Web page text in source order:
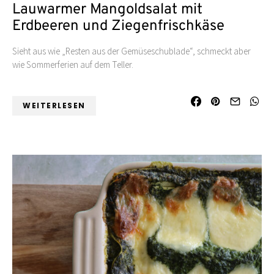
Lauwarmer Mangoldsalat mit
Erdbeeren und Ziegenfrischkäse
Sieht aus wie „Resten aus der Gemüseschublade“, schmeckt aber
wie Sommerferien auf dem Teller.
WEITERLESEN